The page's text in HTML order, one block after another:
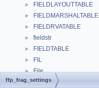
► FIELDLAYOUTTABLE
► FIELDMARSHALTABLE
► FIELDRVATABLE
► fieldstr
► FIELDTABLE
► FIL
► File
► file
ffp_frag_settings